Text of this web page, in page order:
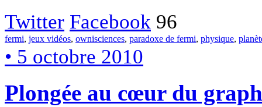
Twitter Facebook 96
fermi, jeux vidéos, ownisciences, paradoxe de fermi, physique,
• 5 octobre 2010
Plongée au cœur du